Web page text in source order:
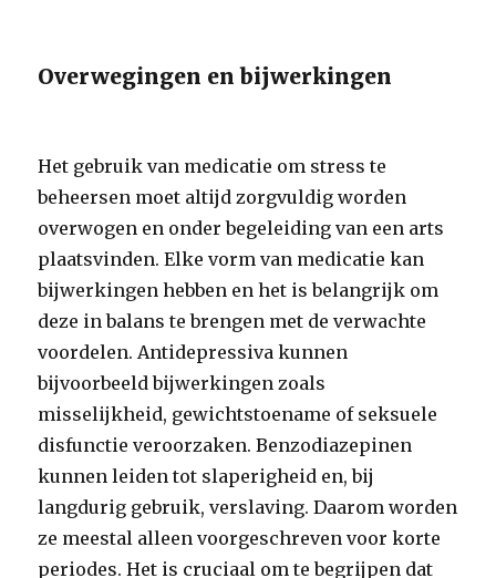
Overwegingen en bijwerkingen
Het gebruik van medicatie om stress te
beheersen moet altijd zorgvuldig worden
overwogen en onder begeleiding van een arts
plaatsvinden. Elke vorm van medicatie kan
bijwerkingen hebben en het is belangrijk om
deze in balans te brengen met de verwachte
voordelen. Antidepressiva kunnen
bijvoorbeeld bijwerkingen zoals
misselijkheid, gewichtstoename of seksuele
disfunctie veroorzaken. Benzodiazepinen
kunnen leiden tot slaperigheid en, bij
langdurig gebruik, verslaving. Daarom worden
ze meestal alleen voorgeschreven voor korte
periodes. Het is cruciaal om te begrijpen dat